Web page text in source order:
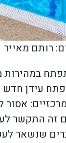
רותם מאייר
במהירות
עידן
התקשר
שנשאר